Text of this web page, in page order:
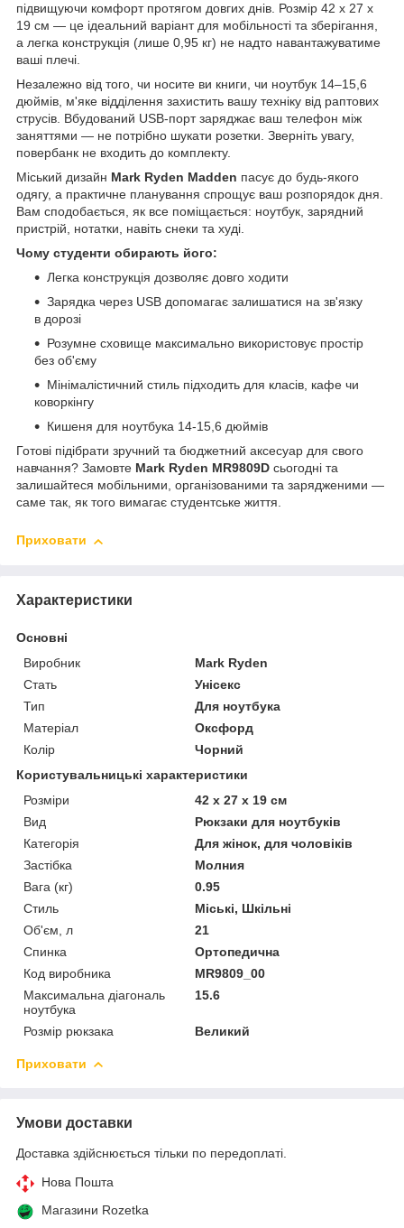
підвищуючи комфорт протягом довгих днів. Розмір 42 x 27 x
19 см — це ідеальний варіант для мобільності та зберігання,
а легка конструкція (лише 0,95 кг) не надто навантажуватиме
ваші плечі.
Незалежно від того, чи носите ви книги, чи ноутбук 14–15,6
дюймів, м'яке відділення захистить вашу техніку від раптових
струсів. Вбудований USB-порт заряджає ваш телефон між
заняттями — не потрібно шукати розетки. Зверніть увагу,
повербанк не входить до комплекту.
Міський дизайн Mark Ryden Madden пасує до будь-якого
одягу, а практичне планування спрощує ваш розпорядок дня.
Вам сподобається, як все поміщається: ноутбук, зарядний
пристрій, нотатки, навіть снеки та худі.
Чому студенти обирають його:
Легка конструкція дозволяє довго ходити
Зарядка через USB допомагає залишатися на зв'язку
в дорозі
Розумне сховище максимально використовує простір
без об'єму
Мінімалістичний стиль підходить для класів, кафе чи
коворкінгу
Кишеня для ноутбука 14-15,6 дюймів
Готові підібрати зручний та бюджетний аксесуар для свого
навчання? Замовте Mark Ryden MR9809D сьогодні та
залишайтеся мобільними, організованими та зарядженими —
саме так, як того вимагає студентське життя.
Приховати
Характеристики
Основні
Виробник
Mark Ryden
Стать
Унісекс
Тип
Для ноутбука
Матеріал
Оксфорд
Колір
Чорний
Користувальницькі характеристики
Розміри
42 х 27 х 19 см
Вид
Рюкзаки для ноутбуків
Категорія
Для жінок, для чоловіків
Застібка
Молния
Вага (кг)
0.95
Стиль
Міські, Шкільні
Об'єм, л
21
Спинка
Ортопедична
Код виробника
MR9809_00
Максимальна діагональ
ноутбука
15.6
Розмір рюкзака Великий
Приховати
Умови доставки
Доставка здійснюється тільки по передоплаті.
Нова Пошта
Магазини Rozetka